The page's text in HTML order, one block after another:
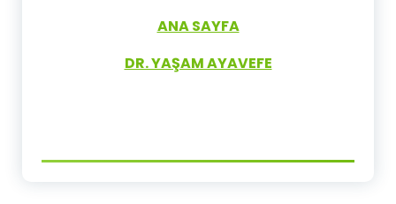
ANA SAYFA
DR. YAŞAM AYAVEFE